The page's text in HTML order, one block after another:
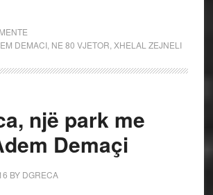
DEMACI, NE 80 VJETOR XHELAL ZEJNELI
një park me
Demaçi
BY DGRECA